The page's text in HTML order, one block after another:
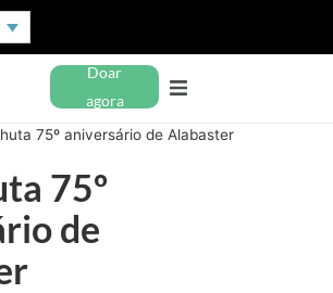
Doar
agora
75º aniversário de Alabaster
75º
de